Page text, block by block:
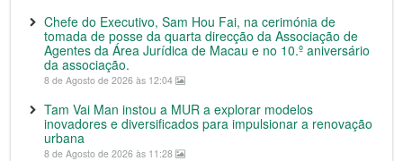
Chefe do Executivo, Sam Hou Fai, na cerimónia de
tomada de posse da quarta direcção da Associação de
Agentes da Área Jurídica de Macau e no 10.º aniversário
da associação.
8 de Agosto de 2026 às 12:04
Tam Vai Man instou a MUR a explorar modelos
inovadores e diversificados para impulsionar a renovação
urbana
8 de Agosto de 2026 às 11:28